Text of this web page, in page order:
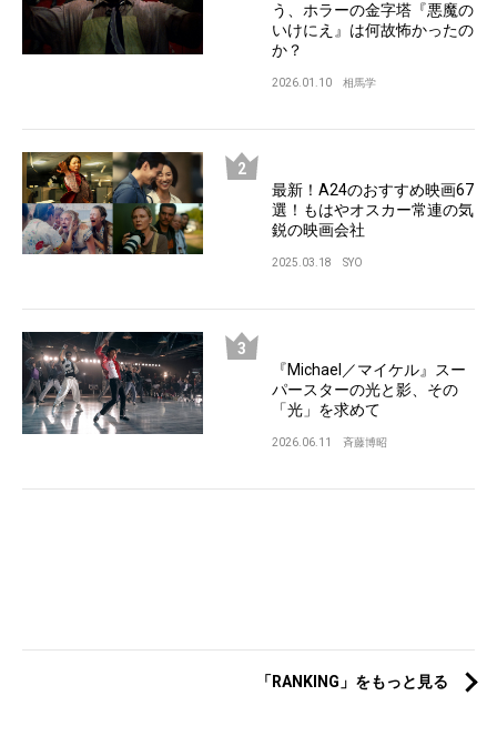
う、ホラーの金字塔『悪魔の
いけにえ』は何故怖かったの
か？
2026.01.10 相馬学
最新！A24のおすすめ映画67
選！もはやオスカー常連の気
鋭の映画会社
2025.03.18 SYO
『Michael／マイケル』スー
パースターの光と影、その
「光」を求めて
2026.06.11 斉藤博昭
「RANKING」をもっと見る